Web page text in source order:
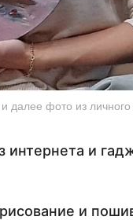
и далее фото из
интернета и
и